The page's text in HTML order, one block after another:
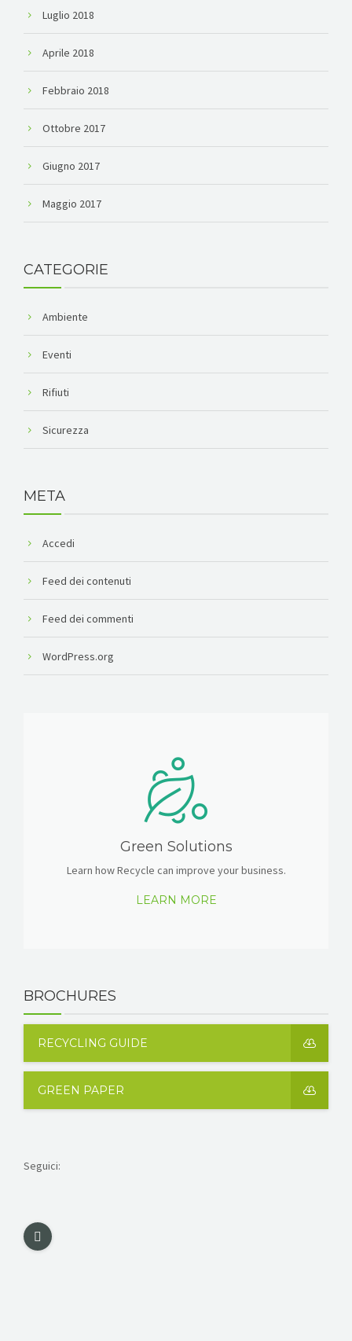
Luglio 2018
Aprile 2018
Febbraio 2018
Ottobre 2017
Giugno 2017
Maggio 2017
CATEGORIE
Ambiente
Eventi
Rifiuti
Sicurezza
META
Accedi
Feed dei contenuti
Feed dei commenti
WordPress.org
Green Solutions
Learn how Recycle can improve your business.
LEARN MORE
BROCHURES
RECYCLING GUIDE
GREEN PAPER
Seguici: